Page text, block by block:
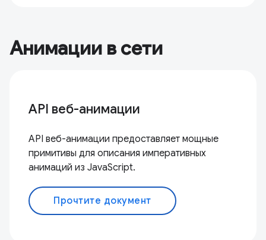
Анимации в сети
API веб-анимации
API веб-анимации предоставляет мощные
примитивы для описания императивных
анимаций из JavaScript.
Прочтите документ